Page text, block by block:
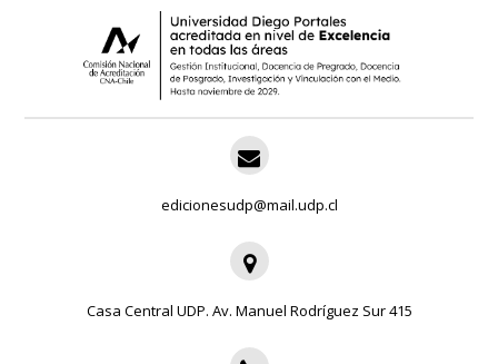
edicionesudp@mail.udp.cl
Casa Central UDP. Av. Manuel Rodríguez Sur 415